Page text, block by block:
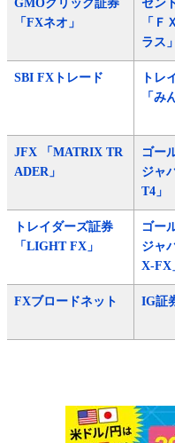
GMOクリック証券
「FXネオ」
セン
「Ｆ
ラス」
SBI FXトレード
トレ
「み
JFX 「MATRIX TR
ADER」
ゴー
ジャ
T4」
トレイダーズ証券
「LIGHT FX」
ゴー
ジャ
X-FX
FXブロードネット IG証